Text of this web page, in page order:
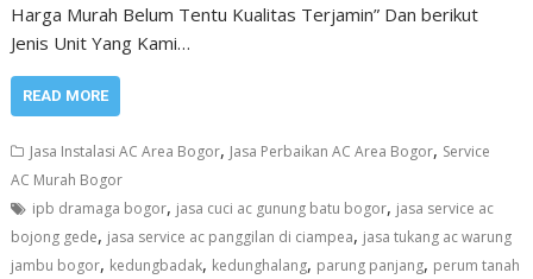
Harga Murah Belum Tentu Kualitas Terjamin” Dan berikut
Jenis Unit Yang Kami…
READ MORE
Jasa Instalasi AC Area Bogor, Jasa Perbaikan AC Area Bogor, Service
AC Murah Bogor
ipb dramaga bogor, jasa cuci ac gunung batu bogor, jasa service ac
bojong gede, jasa service ac panggilan di ciampea, jasa tukang ac warung
jambu bogor, kedungbadak, kedunghalang, parung panjang, perum tanah